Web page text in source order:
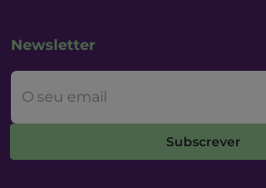
Newsletter
O seu email
Subscrever